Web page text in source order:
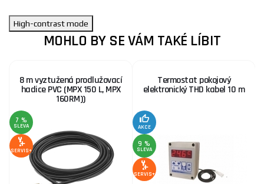
High-contrast mode
MOHLO BY SE VÁM TAKÉ LÍBIT
8 m vyztužená prodlužovací
hadice PVC (MPX 150 L, MPX
160RM))
7 %
SLEVA
SERVIS+
Termostat pokojový
elektronický THD kabel 10 m
AKCE
9 %
SLEVA
SERVIS+